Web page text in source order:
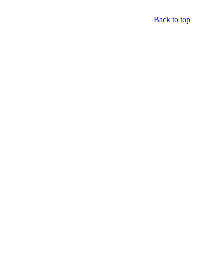
Back to top